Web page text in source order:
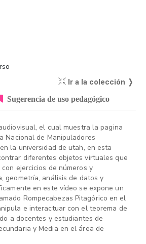
Ir a la colección ❭
Sugerencia de uso pedagógico
el cual muestra la pagina
Nacional de Manipuladores
la universidad de utah, en esta
diferentes objetos virtuales que
ejercicios de números y
geometría, análisis de datos y
en este vídeo se expone un
Rompecabezas Pitagórico en el
e interactuar con el teorema de
a docentes y estudiantes de
y Media en el área de